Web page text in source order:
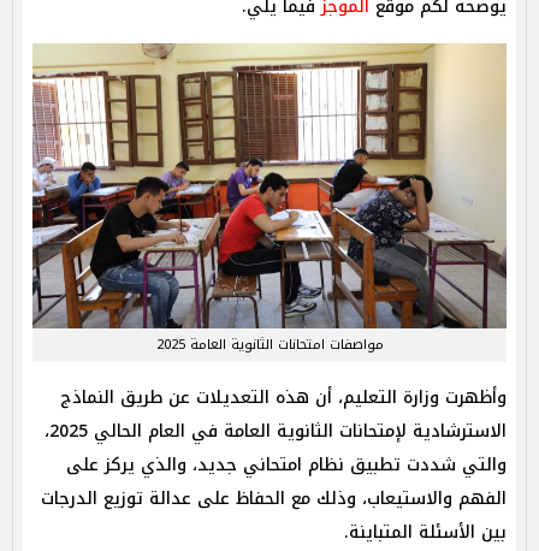
مواصفات امتحانات الثانوية العامة 2025
وأظهرت وزارة التعليم، أن هذه التعديلات عن طريق النماذج
الاسترشادية لإمتحانات الثانوية العامة في العام الحالي 2025،
والتي شددت تطبيق نظام امتحاني جديد، والذي يركز على
الفهم والاستيعاب، وذلك مع الحفاظ على عدالة توزيع الدرجات
بين الأسئلة المتباينة.